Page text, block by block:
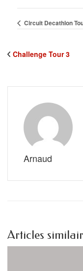
Circuit Decathlon
Challenge Tour 3
Arnaud
Articles